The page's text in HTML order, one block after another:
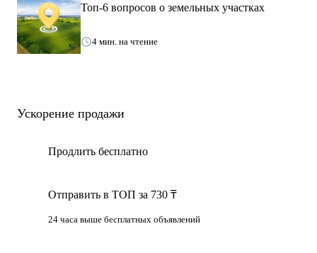
Топ-6 вопросов о земельных участках
4 мин. на чтение
Ускорение продажи
Продлить бесплатно
Отправить в ТОП за 730 ₸
24 часа выше бесплатных объявлений